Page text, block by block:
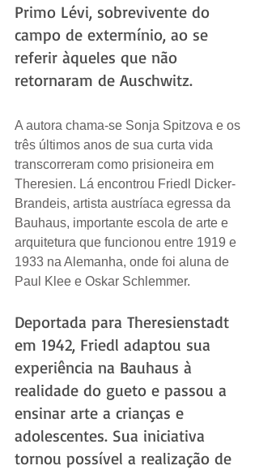
Primo Lévi, sobrevivente do
campo de extermínio, ao se
referir àqueles que não
retornaram de Auschwitz.
A autora chama-se Sonja Spitzova e os
três últimos anos de sua curta vida
transcorreram como prisioneira em
Theresien. Lá encontrou Friedl Dicker-
Brandeis, artista austríaca egressa da
Bauhaus, importante escola de arte e
arquitetura que funcionou entre 1919 e
1933 na Alemanha, onde foi aluna de
Paul Klee e Oskar Schlemmer.
Deportada para Theresienstadt
em 1942, Friedl adaptou sua
experiência na Bauhaus à
realidade do gueto e passou a
ensinar arte a crianças e
adolescentes. Sua iniciativa
tornou possível a realização de